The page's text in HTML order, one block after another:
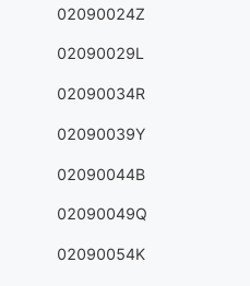
02090024Z
02090029L
02090034R
02090039Y
02090044B
02090049Q
02090054K